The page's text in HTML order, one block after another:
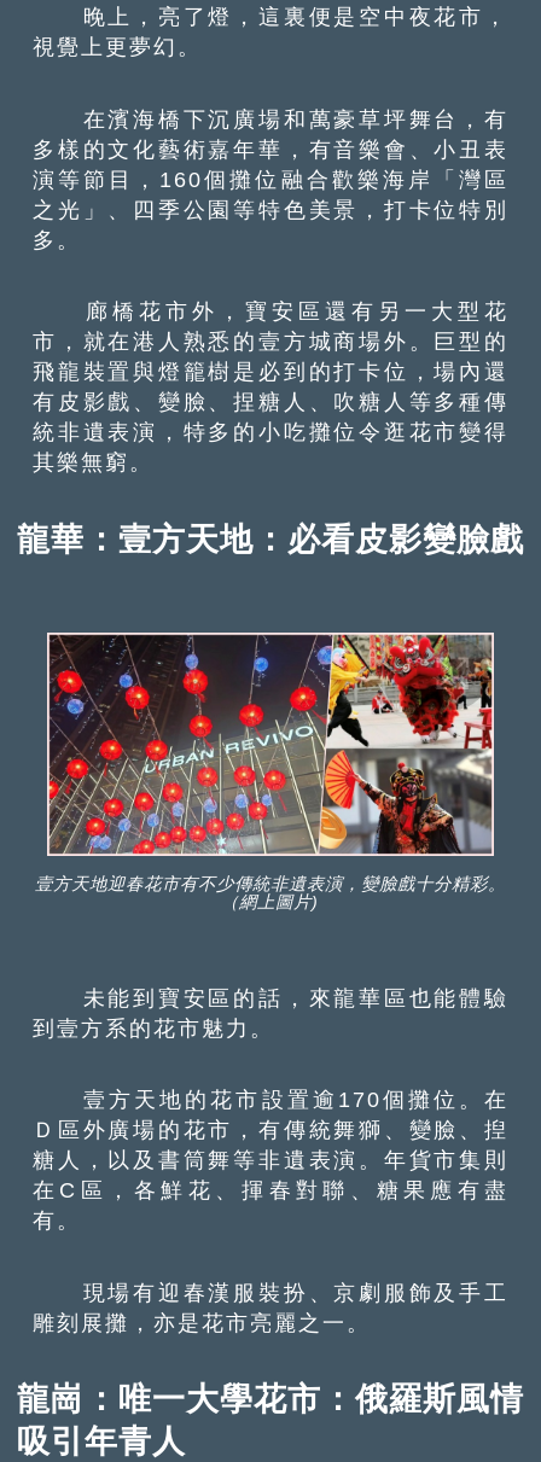
晚上，亮了燈，這裏便是空中夜花市，
視覺上更夢幻。
在濱海橋下沉廣場和萬豪草坪舞台，有
多樣的文化藝術嘉年華，有音樂會、小丑表
演等節目，160個攤位融合歡樂海岸「灣區
之光」、四季公園等特色美景，打卡位特別
多。
廊橋花市外，寶安區還有另一大型花
市，就在港人熟悉的壹方城商場外。巨型的
飛龍裝置與燈籠樹是必到的打卡位，場內還
有皮影戲、變臉、捏糖人、吹糖人等多種傳
統非遺表演，特多的小吃攤位令逛花市變得
其樂無窮。
龍華：壹方天地：必看皮影變臉戲
壹方天地迎春花市有不少傳統非遺表演，變臉戲十分精彩。
（網上圖片)
未能到寶安區的話，來龍華區也能體驗
到壹方系的花市魅力。
壹方天地的花市設置逾170個攤位。在
Ｄ區外廣場的花市，有傳統舞獅、變臉、揑
糖人，以及書筒舞等非遺表演。年貨市集則
在C區，各鮮花、揮春對聯、糖果應有盡
有。
現場有迎春漢服裝扮、京劇服飾及手工
雕刻展攤，亦是花市亮麗之一。
龍崗：唯一大學花市：俄羅斯風情
吸引年青人